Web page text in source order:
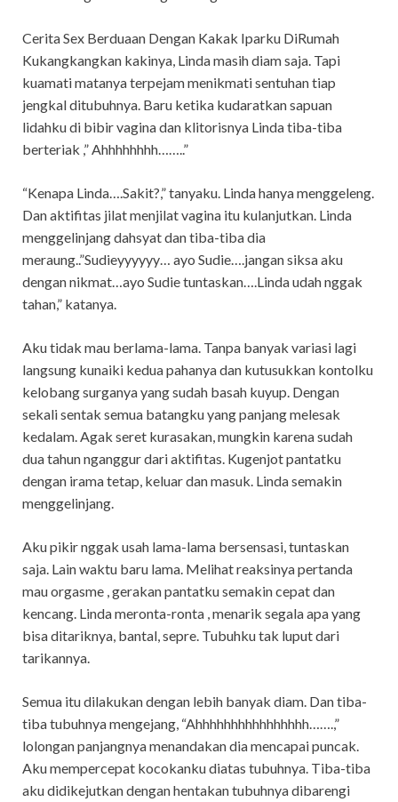
Cerita Sex Berduaan Dengan Kakak Iparku DiRumah
Kukangkangkan kakinya, Linda masih diam saja. Tapi
kuamati matanya terpejam menikmati sentuhan tiap
jengkal ditubuhnya. Baru ketika kudaratkan sapuan
lidahku di bibir vagina dan klitorisnya Linda tiba-tiba
berteriak ,” Ahhhhhhhh……..”
“Kenapa Linda….Sakit?,” tanyaku. Linda hanya menggeleng.
Dan aktifitas jilat menjilat vagina itu kulanjutkan. Linda
menggelinjang dahsyat dan tiba-tiba dia
meraung..”Sudieyyyyyy… ayo Sudie….jangan siksa aku
dengan nikmat…ayo Sudie tuntaskan….Linda udah nggak
tahan,” katanya.
Aku tidak mau berlama-lama. Tanpa banyak variasi lagi
langsung kunaiki kedua pahanya dan kutusukkan kontolku
kelobang surganya yang sudah basah kuyup. Dengan
sekali sentak semua batangku yang panjang melesak
kedalam. Agak seret kurasakan, mungkin karena sudah
dua tahun nganggur dari aktifitas. Kugenjot pantatku
dengan irama tetap, keluar dan masuk. Linda semakin
menggelinjang.
Aku pikir nggak usah lama-lama bersensasi, tuntaskan
saja. Lain waktu baru lama. Melihat reaksinya pertanda
mau orgasme , gerakan pantatku semakin cepat dan
kencang. Linda meronta-ronta , menarik segala apa yang
bisa ditariknya, bantal, sepre. Tubuhku tak luput dari
tarikannya.
Semua itu dilakukan dengan lebih banyak diam. Dan tiba-
tiba tubuhnya mengejang, “Ahhhhhhhhhhhhhhhh…….,”
lolongan panjangnya menandakan dia mencapai puncak.
Aku mempercepat kocokanku diatas tubuhnya. Tiba-tiba
aku didikejutkan dengan hentakan tubuhnya dibarengi